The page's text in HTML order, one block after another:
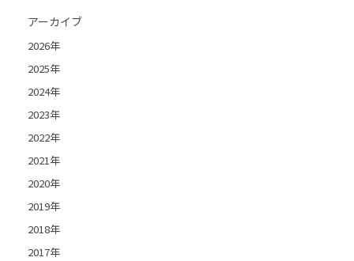
アーカイブ
2026年
2025年
2024年
2023年
2022年
2021年
2020年
2019年
2018年
2017年